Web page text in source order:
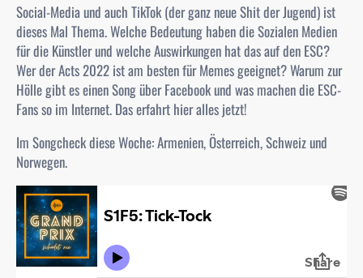
Social-Media und auch TikTok (der ganz neue Shit der Jugend) ist
dieses Mal Thema. Welche Bedeutung haben die Sozialen Medien
für die Künstler und welche Auswirkungen hat das auf den ESC?
Wer der Acts 2022 ist am besten für Memes geeignet? Warum zur
Hölle gibt es einen Song über Facebook und was machen die ESC-
Fans so im Internet. Das erfahrt hier alles jetzt!
Im Songcheck diese Woche: Armenien, Österreich, Schweiz und
Norwegen.